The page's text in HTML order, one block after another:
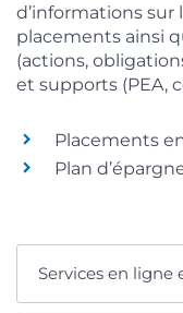
d’informations sur
placements ainsi
(actions,
et supports (PEA,
Placements
Plan
Services en ligne